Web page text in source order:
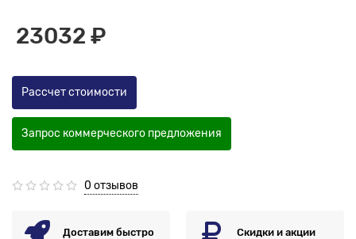
23032 ₽
Рассчет стоимости
Запрос коммерческого предложения
0 отзывов
Доставим быстро Скидки и акции